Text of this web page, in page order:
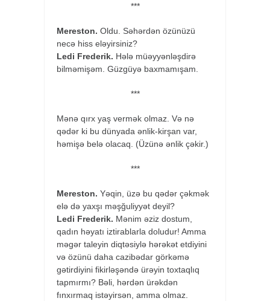
***
Mereston. Oldu. Səhərdən özünüzü
necə hiss eləyirsiniz?
Ledi Frederik. Hələ müəyyənləşdirə
bilməmişəm. Güzgüyə baxmamışam.
***
Mənə qırx yaş vermək olmaz. Və nə
qədər ki bu dünyada ənlik-kirşan var,
həmişə belə olacaq. (Üzünə ənlik çəkir.)
***
Mereston. Yəqin, üzə bu qədər çəkmək
elə də yaxşı məşğuliyyət deyil?
Ledi Frederik. Mənim əziz dostum,
qadın həyatı iztirablarla doludur! Amma
məgər taleyin diqtəsiylə hərəkət etdiyini
və özünü daha cazibədar görkəmə
gətirdiyini fikirləşəndə ürəyin toxtaqlıq
tapmırmı? Bəli, hərdən ürəkdən
fınxırmaq istəyirsən, amma olmaz.